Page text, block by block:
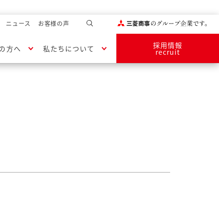
ニュース お客様の声
方へ 私たちについて 採用情報
recruit